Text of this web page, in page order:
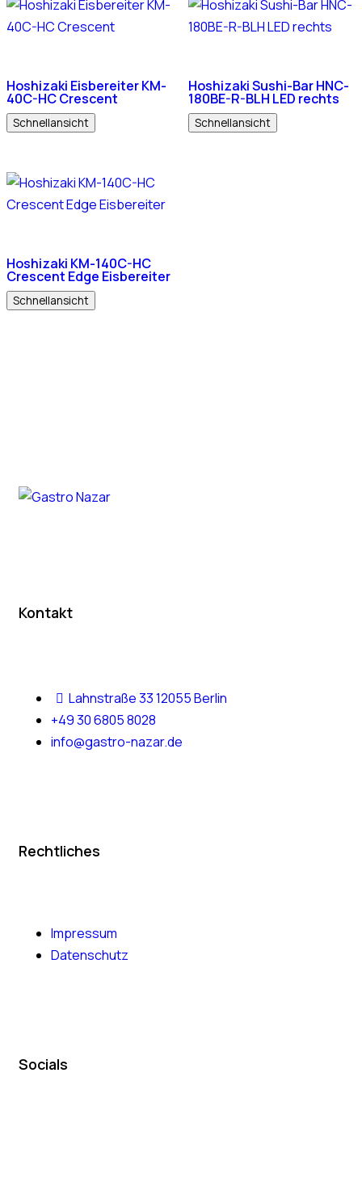
Hoshizaki Eisbereiter KM-
40C-HC Crescent
Schnellansicht
Hoshizaki Sushi-Bar HNC-
180BE-R-BLH LED rechts
Schnellansicht
Hoshizaki KM-140C-HC
Crescent Edge Eisbereiter
Schnellansicht
Kontakt
Lahnstraße 33 12055 Berlin
+49 30 6805 8028
info@gastro-nazar.de
Rechtliches
Impressum
Datenschutz
Socials